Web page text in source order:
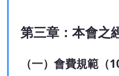
第三章：本會之
（一）會費規範（